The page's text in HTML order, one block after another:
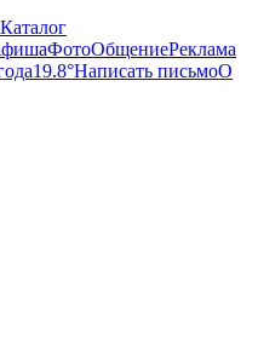
Каталог
ФотоОбщениеРеклама
19.8°Написать письмоО